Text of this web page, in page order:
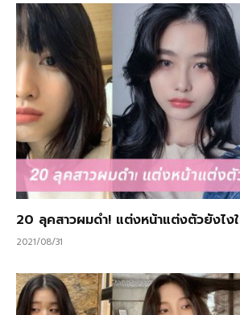
20 ลุคสาวผมดำ! แต่งหน้าแต่งตัวยังไง
2021/08/31